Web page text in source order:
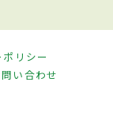
リシー
い合わせ